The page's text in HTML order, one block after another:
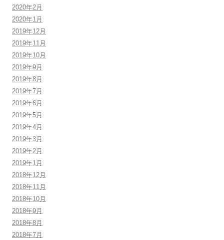
2020年2月
2020年1月
2019年12月
2019年11月
2019年10月
2019年9月
2019年8月
2019年7月
2019年6月
2019年5月
2019年4月
2019年3月
2019年2月
2019年1月
2018年12月
2018年11月
2018年10月
2018年9月
2018年8月
2018年7月